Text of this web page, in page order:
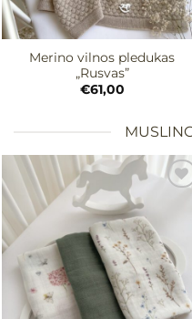
Merino vilnos pledukas
„Rusvas”
€61,00
Mėgstamiausias